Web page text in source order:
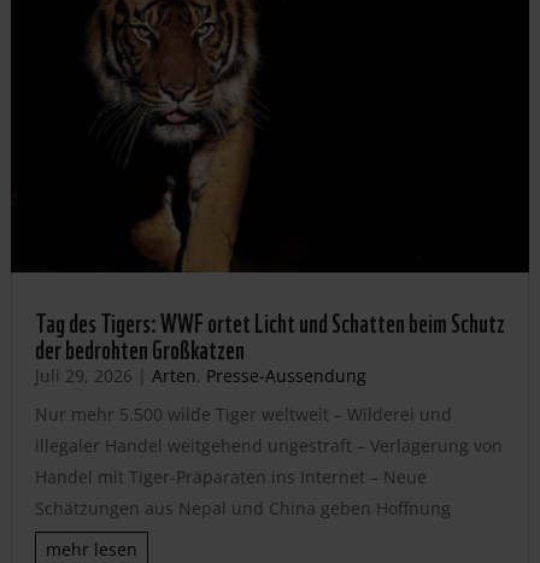
Tag des Tigers: WWF ortet Licht und Schatten beim Schutz
der bedrohten Großkatzen
Juli 29, 2026 | Arten, Presse-Aussendung
Nur mehr 5.500 wilde Tiger weltweit – Wilderei und
illegaler Handel weitgehend ungestraft – Verlagerung von
Handel mit Tiger-Präparaten ins Internet – Neue
Schätzungen aus Nepal und China geben Hoffnung
mehr lesen